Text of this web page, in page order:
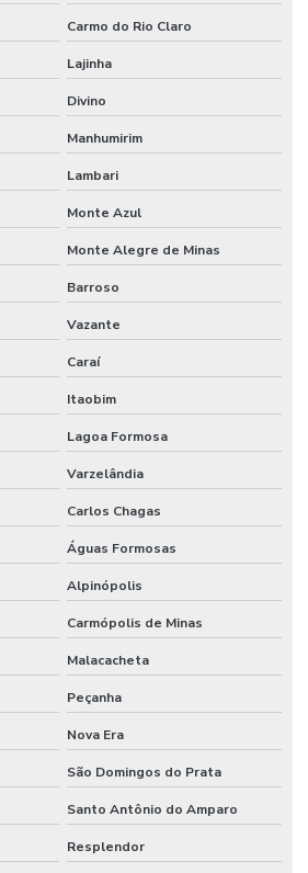
Carmo do Rio Claro
Lajinha
Divino
Manhumirim
Lambari
Monte Azul
Monte Alegre de Minas
Barroso
Vazante
Caraí
Itaobim
Lagoa Formosa
Varzelândia
Carlos Chagas
Águas Formosas
Alpinópolis
Carmópolis de Minas
Malacacheta
Peçanha
Nova Era
São Domingos do Prata
Santo Antônio do Amparo
Resplendor